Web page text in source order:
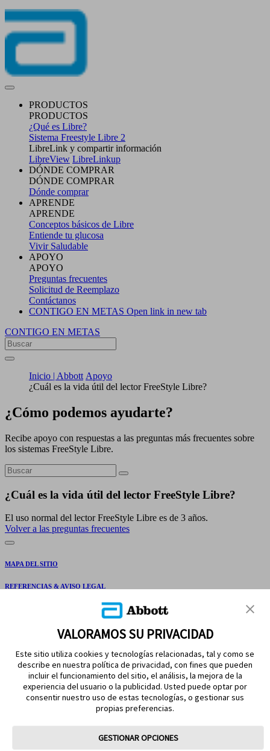
PRODUCTOS
PRODUCTOS
¿Qué es Libre?
Sistema Freestyle Libre 2
LibreLink y compartir información
LibreView LibreLinkup
DÓNDE COMPRAR
DÓNDE COMPRAR
Dónde comprar
APRENDE
APRENDE
Conceptos básicos de Libre
Entiende tu glucosa
Vivir Saludable
APOYO
APOYO
Preguntas frecuentes
Solicitud de Reemplazo
Contáctanos
CONTIGO EN METAS Open link in new tab
CONTIGO EN METAS
Inicio | Abbott Apoyo
¿Cuál es la vida útil del lector FreeStyle Libre?
¿Cómo podemos ayudarte?
Recibe apoyo con respuestas a las preguntas más frecuentes sobre
los sistemas FreeStyle Libre.
¿Cuál es la vida útil del lector FreeStyle Libre?
El uso normal del lector FreeStyle Libre es de 3 años.
Volver a las preguntas frecuentes
MAPA DEL SITIO
REFERENCIAS & AVISO LEGAL
VALORAMOS SU PRIVACIDAD
Este sitio utiliza cookies y tecnologías relacionadas, tal y como se
describe en nuestra política de privacidad, con fines que pueden
incluir el funcionamiento del sitio, el análisis, la mejora de la
experiencia del usuario o la publicidad. Usted puede optar por
consentir nuestro uso de estas tecnologías, o gestionar sus
propias preferencias.
GESTIONAR OPCIONES